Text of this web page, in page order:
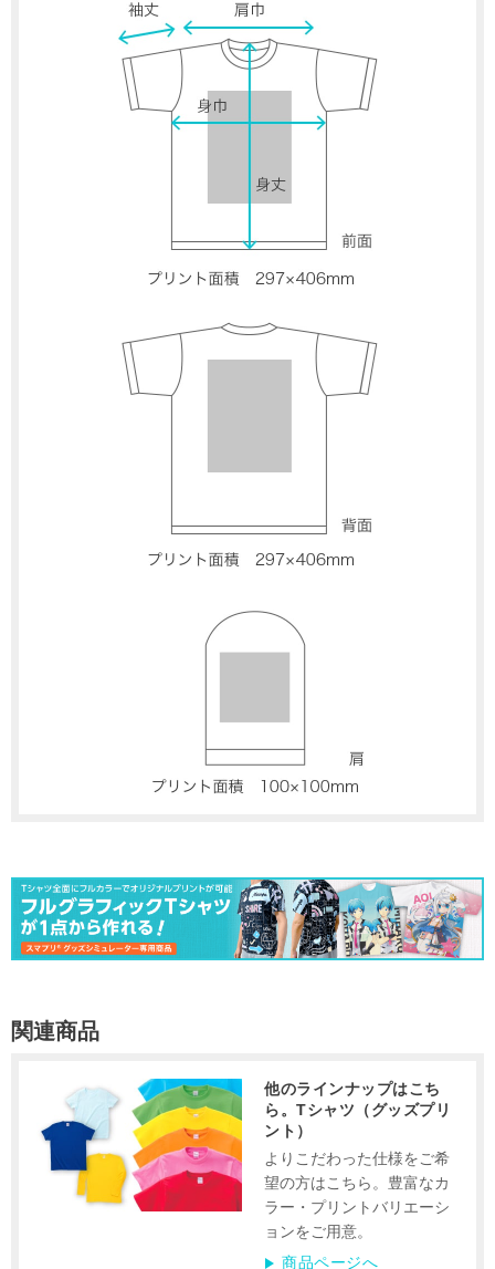
関連商品
他のラインナップはこち
ら。Tシャツ（グッズプリ
ント）
よりこだわった仕様をご希
望の方はこちら。豊富なカ
ラー・プリントバリエーシ
ョンをご用意。
商品ページへ